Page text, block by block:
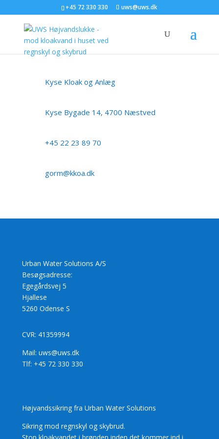
+45 72 330 330 uws@uws.dk
Kyse Kloak og Anlæg
Kyse Bygade 14, 4700 Næstved
+45 22 23 89 70
gorm@kkoa.dk
Urban Water Solutions A/S
Besøgsadresse:
Egegårdsvej 5
Hjallese
5260 Odense S
CVR: 41359994
Mail: uws@uws.dk
Tlf: +45 72 330 330
Højvandssikring fra Urban Water Solutions
Sikring mod regnskyl og skybrud.